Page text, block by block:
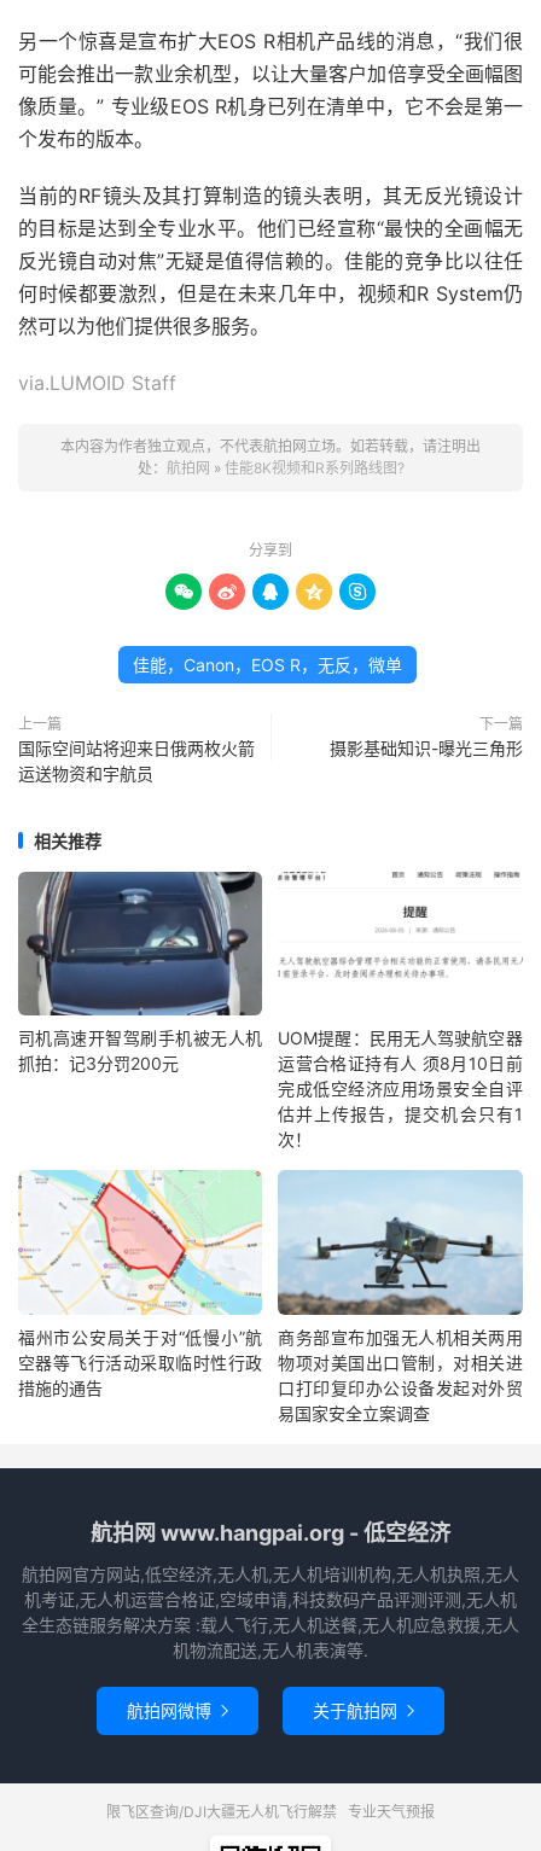
另一个惊喜是宣布扩大EOS R相机产品线的消息，“我们很
可能会推出一款业余机型，以让大量客户加倍享受全画幅图
像质量。” 专业级EOS R机身已列在清单中，它不会是第一
个发布的版本。
当前的RF镜头及其打算制造的镜头表明，其无反光镜设计
的目标是达到全专业水平。他们已经宣称“最快的全画幅无
反光镜自动对焦”无疑是值得信赖的。佳能的竞争比以往任
何时候都要激烈，但是在未来几年中，视频和R System仍
然可以为他们提供很多服务。
via.LUMOID Staff
本内容为作者独立观点，不代表航拍网立场。如若转载，请注明出
处： 航拍网 » 佳能8K视频和R系列路线图?
分享到
    
佳能，Canon，EOS R，无反，微单
上一篇
国际空间站将迎来日俄两枚火箭
运送物资和宇航员
下一篇
摄影基础知识-曝光三角形
相关推荐
司机高速开智驾刷手机被无人机
抓拍：记3分罚200元
UOM提醒：民用无人驾驶航空器
运营合格证持有人 须8月10日前
完成低空经济应用场景安全自评
估并上传报告，提交机会只有1
次！
福州市公安局关于对“低慢小”航
空器等飞行活动采取临时性行政
措施的通告
商务部宣布加强无人机相关两用
物项对美国出口管制，对相关进
口打印复印办公设备发起对外贸
易国家安全立案调查
航拍网 www.hangpai.org - 低空经济
航拍网官方网站,低空经济,无人机,无人机培训机构,无人机执照,无人
机考证,无人机运营合格证,空域申请,科技数码产品评测评测,无人机
全生态链服务解决方案 :载人飞行,无人机送餐,无人机应急救援,无人
机物流配送,无人机表演等.
航拍网微博  关于航拍网 
限飞区查询/DJI大疆无人机飞行解禁 专业天气预报